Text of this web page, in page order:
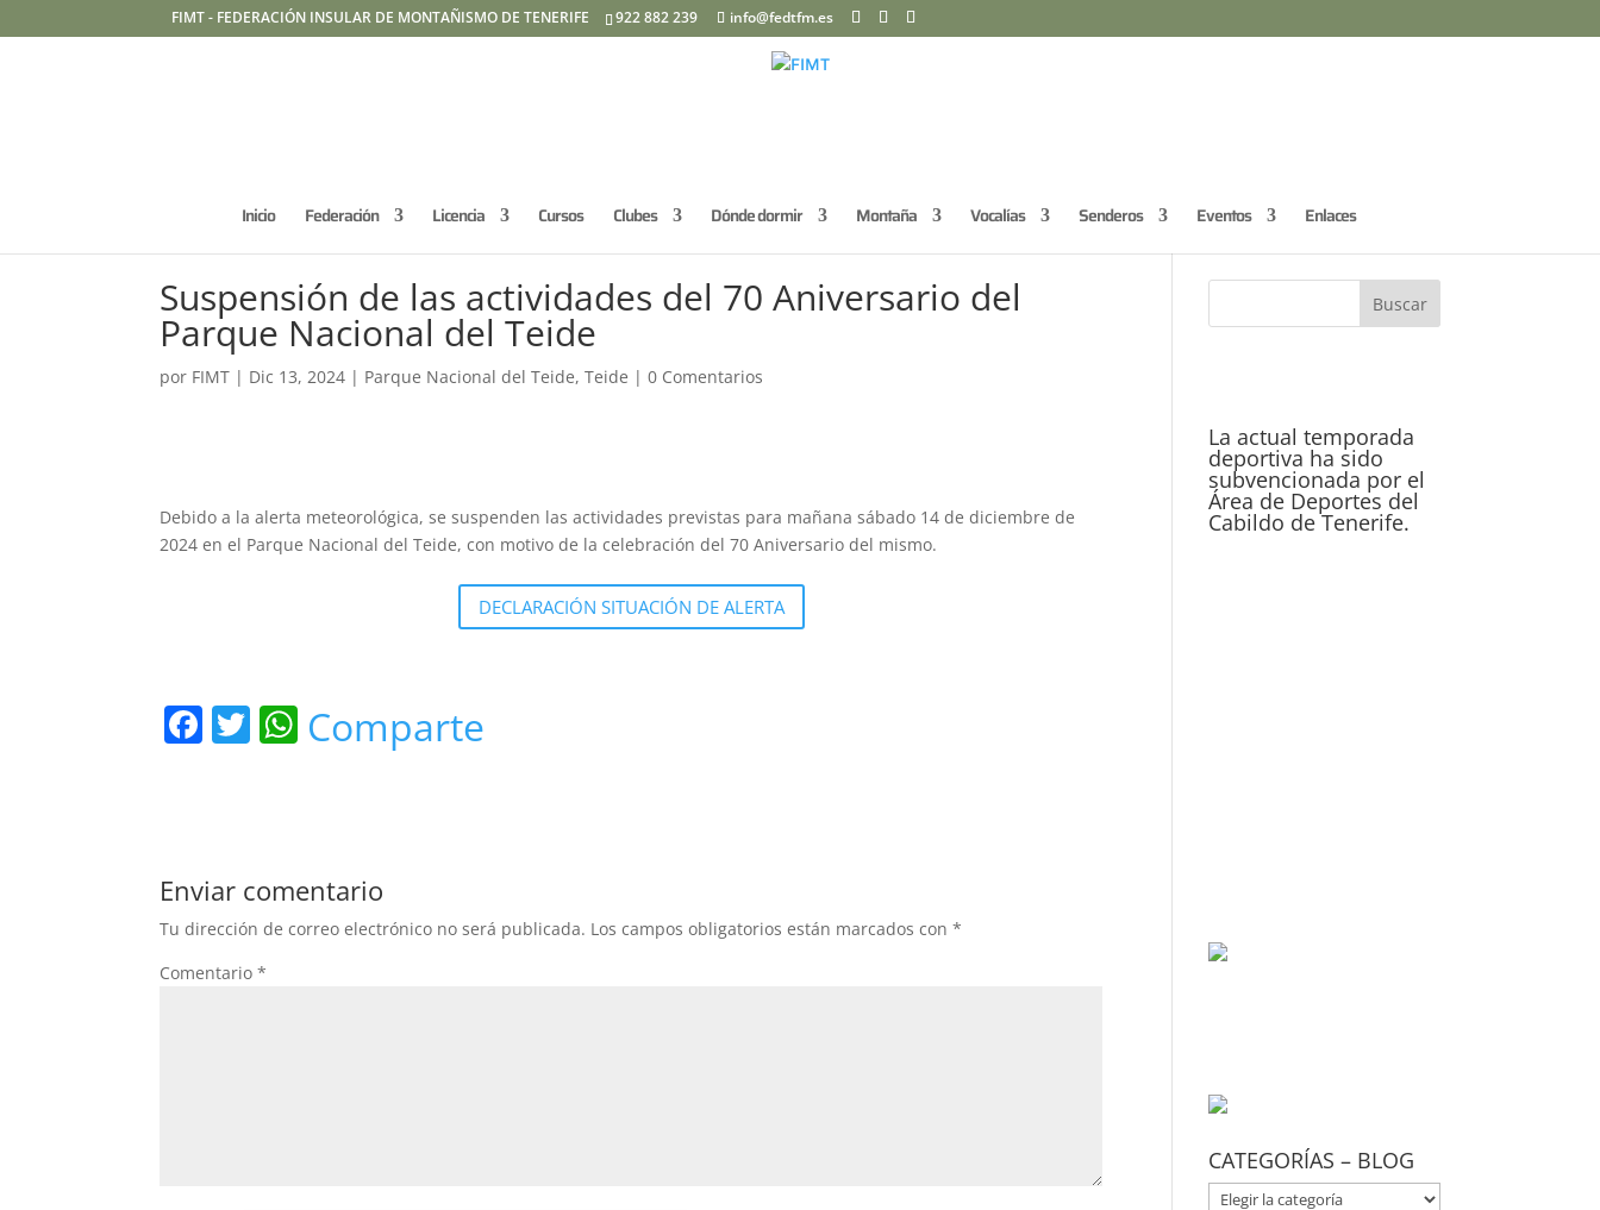
FIMT - FEDERACIÓN INSULAR DE MONTAÑISMO DE TENERIFE 922 882 239 info@fedtfm.es
Inicio Federación Licencia Cursos Clubes Dónde dormir Montaña Vocalías Senderos Eventos Enlaces
Suspensión de las actividades del 70 Aniversario del
Parque Nacional del Teide
por FIMT | Dic 13, 2024 | Parque Nacional del Teide,Teide |0 Comentarios
Debido a la alerta meteorológica, se suspenden las actividades previstas para mañana sábado 14 de diciembre de
2024 en el Parque Nacional del Teide, con motivo de la celebración del 70 Aniversario del mismo.
DECLARACIÓN SITUACIÓN DE ALERTA
F
a
b
o
o
k
T
w
W
A
p
p
Comparte
Enviar comentario
Tu dirección de correo electrónico no será publicada. Los campos obligatorios están marcados con*
Comentario*
La actual temporada
deportiva ha sido
subvencionada por el
Área de Deportes del
Cabildo de Tenerife.
CATEGORÍAS – BLOG
CATEGORÍAS